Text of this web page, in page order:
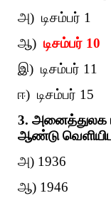
அ) டிசம்பர் 1
ஆ) டிசம்பர் 10
இ) டிசம்பர் 11
ஈ) டிசம்பர் 15
3. அனைத்துலக
ஆண்டு
அ) 1936
ஆ) 1946